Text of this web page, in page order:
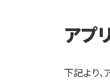
アプ
下記より、